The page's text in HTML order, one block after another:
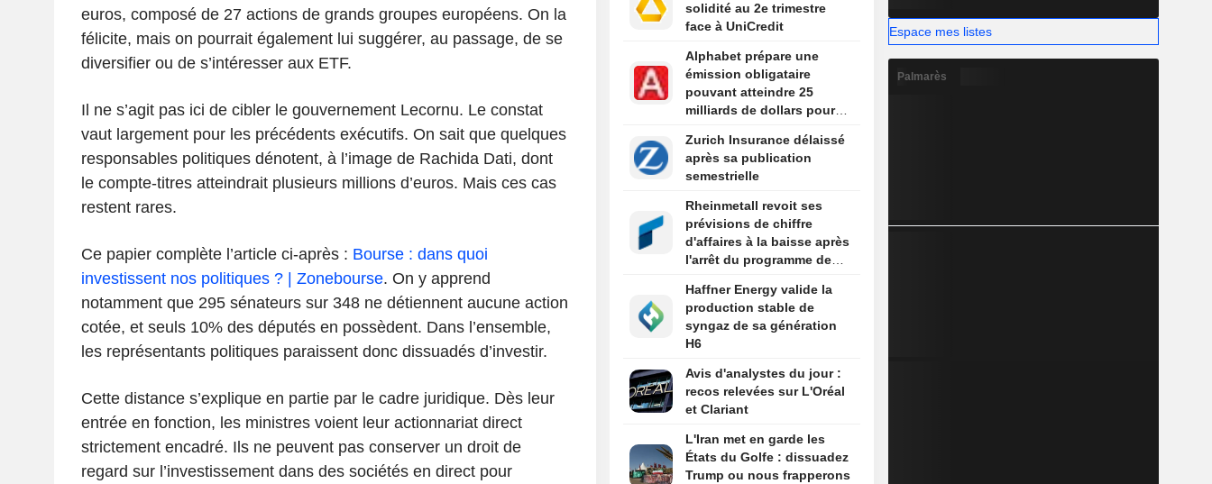
euros, composé de 27 actions de grands groupes européens. On la
félicite, mais on pourrait également lui suggérer, au passage, de se
diversifier ou de s’intéresser aux ETF.
Il ne s’agit pas ici de cibler le gouvernement Lecornu. Le constat
vaut largement pour les précédents exécutifs. On sait que quelques
responsables politiques dénotent, à l’image de Rachida Dati, dont
le compte-titres atteindrait plusieurs millions d’euros. Mais ces cas
restent rares.
Ce papier complète l’article ci-après : Bourse : dans quoi
investissent nos politiques ? | Zonebourse. On y apprend
notamment que 295 sénateurs sur 348 ne détiennent aucune action
cotée, et seuls 10% des députés en possèdent. Dans l’ensemble,
les représentants politiques paraissent donc dissuadés d’investir.
Cette distance s’explique en partie par le cadre juridique. Dès leur
entrée en fonction, les ministres voient leur actionnariat direct
strictement encadré. Ils ne peuvent pas conserver un droit de
regard sur l’investissement dans des sociétés en direct pour
solidité au 2e trimestre
face à UniCredit
Alphabet prépare une
émission obligataire
pouvant atteindre 25
milliards de dollars pour
Zurich Insurance délaissé
après sa publication
semestrielle
Rheinmetall revoit ses
prévisions de chiffre
d'affaires à la baisse après
l'arrêt du programme de
Haffner Energy valide la
production stable de
syngaz de sa génération
H6
Avis d'analystes du jour :
recos relevées sur L'Oréal
et Clariant
L'Iran met en garde les
États du Golfe : dissuadez
Trump ou nous frapperons
Espace mes listes
Palmarès